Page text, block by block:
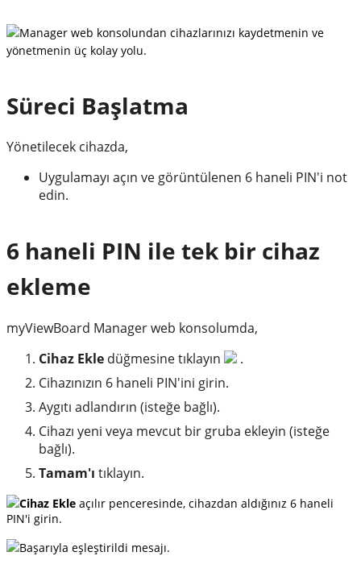
Manager web konsolundan cihazlarınızı kaydetmenin ve
yönetmenin üç kolay yolu.
Süreci Başlatma
Yönetilecek cihazda,
Uygulamayı açın ve görüntülenen 6 haneli PIN'i not
edin.
6 haneli PIN ile tek bir cihaz
ekleme
myViewBoard Manager web konsolumda,
Cihaz Ekle düğmesine tıklayın
.
Cihazınızın 6 haneli PIN'ini girin.
Aygıtı adlandırın (isteğe bağlı).
Cihazı yeni veya mevcut bir gruba ekleyin (isteğe
bağlı).
Tamam'ı tıklayın.
Cihaz Ekle açılır penceresinde, cihazdan aldığınız 6 haneli
PIN'i girin.
Başarıyla eşleştirildi mesajı.